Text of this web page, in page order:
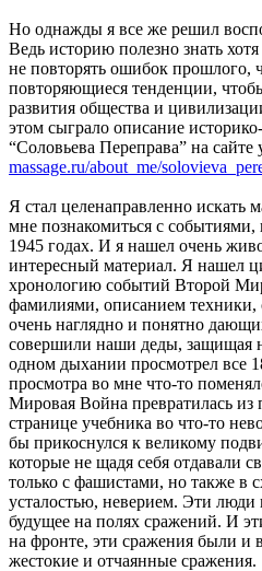
Но однажды я все же решил
Ведь историю полезно знать
не повторять ошибок прошлого,
повторяющиеся тенденции,
развития общества и
этом сыграло описание
“Соловьева Переправа” на сайте
massage.ru/about_me/
Я стал целенаправленно искать
мне познакомиться с
1945 годах. И я нашел очень
интересный материал. Я нашел
хронологию событий Второй
фамилиями, описанием
очень наглядно и понятно
совершили наши деды, защищая
одном дыхании просмотрел все
просмотра во мне что-то
Мировая Война превратилась из
странице учебника во что-то
бы прикоснулся к великому
которые не щадя себя отдавали
только с фашистами, но также в
усталостью, неверием. Эти люди
будущее на полях сражений. И
на фронте, эти сражения были и
жестокие и отчаянные сражения.